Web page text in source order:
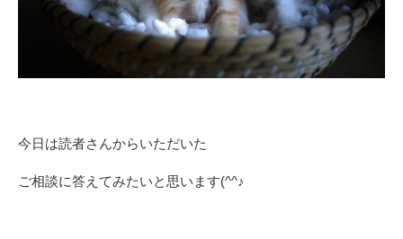
今日は読者さんからいただいた
ご相談に答えてみたいと思います(^^♪